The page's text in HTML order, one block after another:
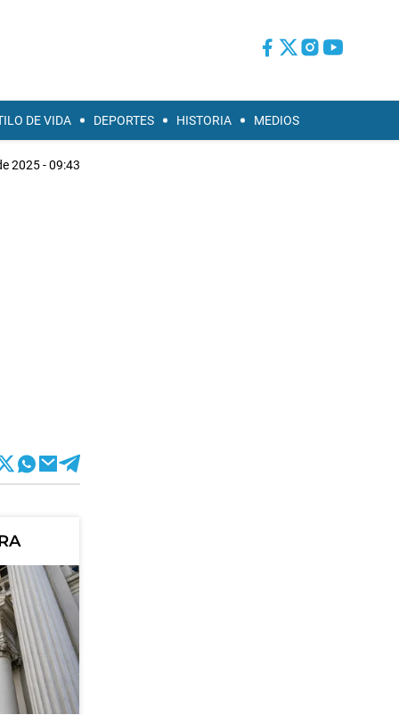
DE VIDA DEPORTES HISTORIA MEDIOS
2025 - 09:43